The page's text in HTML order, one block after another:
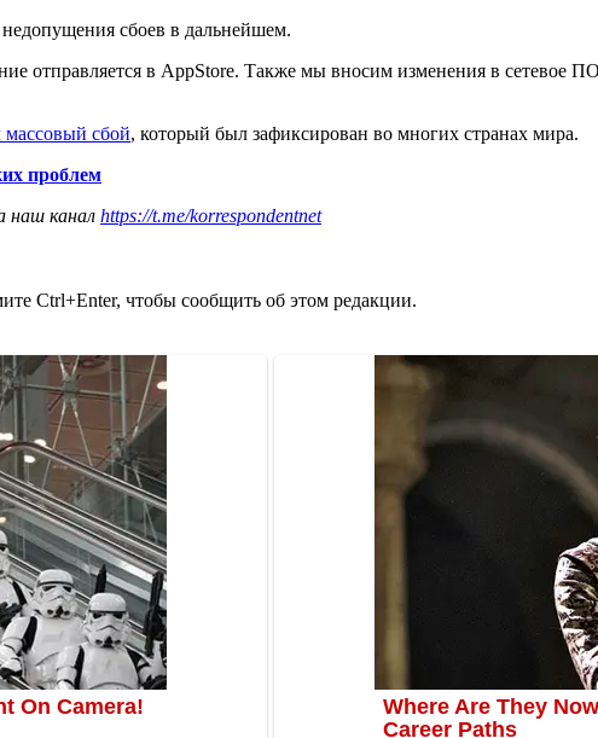
сбоев в дальнейшем.
отправляется в AppStore. Также мы вносим изменения в сетевое
сбой, который был зафиксирован во многих странах мира.
проблем
наш канал https://t.me/korrespondentnet
Ctrl+Enter, чтобы сообщить об этом редакции.